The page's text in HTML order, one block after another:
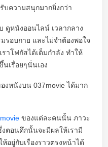
บความสนุกมากยิ่งกว่า
ดูหนังออนไลน์ เวลากลาง
รอบกาย และไม่จำต้องพอใจ
าโฟกัสได้เต็มกำลัง ทำให้
เรื่อยๆนั่นเอง
งหนังบน 037movie ได้มาก
ของแต่ละคนนั้น ภาวะ
งตอนดึกนั้นจะมีผลให้เรามี
อยู่กับเรื่องราวตรงหน้าได้